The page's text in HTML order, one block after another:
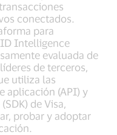
conectados.
para
ID Intelligence
evaluada de
de terceros,
utiliza las
aplicación (API) y
de Visa,
probar y adoptar